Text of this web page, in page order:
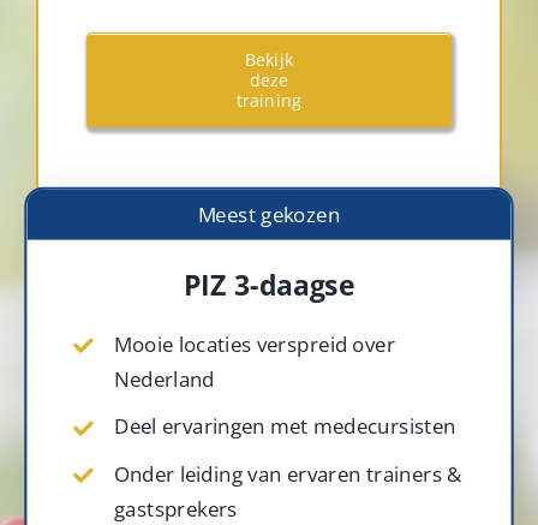
Bekijk
deze
training
Meest gekozen
PIZ 3-daagse
Mooie locaties verspreid over
Nederland
Deel ervaringen met medecursisten
Onder leiding van ervaren trainers &
gastsprekers